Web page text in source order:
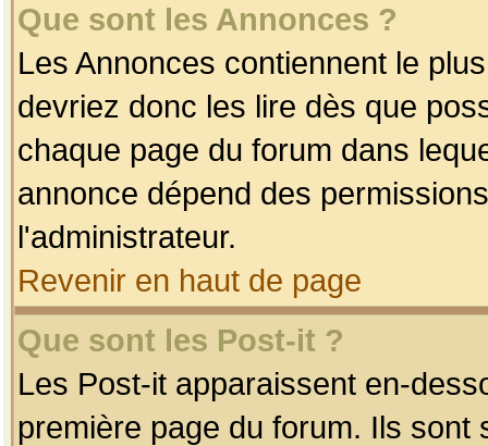
Que sont les Annonces ?
Les Annonces contiennent le
devriez donc les lire dès que
chaque page du forum dans
annonce dépend des
l'administrateur.
Revenir en haut de page
Que sont les Post-it ?
Les Post-it apparaissent en-
première page du forum. Ils